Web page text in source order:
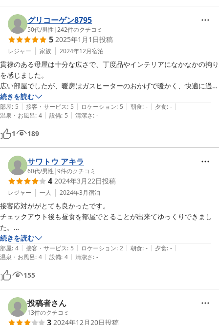
やコンビニ、食堂などもありました。温泉も680円と良心的で、畳敷の
気持ち良いお風呂でした。２月でしたが、桜や梅がちらほらみられたの
で、春にまた訪れたい場所でした。
グリコーゲン8795
50代/男性 |242件のクチコミ
5 2025年1月1日投稿
レジャー 家族 2024年12月宿泊
貫禄のある母屋は十分な広さで、丁度品やインテリアになかなかの拘り
を感じました。
広い部屋でしたが、暖房はガスヒーターのおかげで暖かく、快適に過ご
すことができました。
ドッグランも併設されていて、犬も十分楽しめました。
旅行の行程上滞在時間が満足に取れなかったのが残念で、また機会あれ
ば再訪したい宿です。
ありがとうございました。
続きを読む
部屋: 5 | 接客・サービス: 5 | ロケーション: 5 | 朝食: - | 夕食: - |
温泉・お風呂: 4 | 設備: 5 | 清潔さ: -
1 189
サワトウ アキラ
60代/男性 |9件のクチコミ
4 2024年3月22日投稿
レジャー 一人 2024年3月宿泊
接客応対ががとても良かったです。
チェックアウト後も昼食を部屋でとることが出来てゆっくりできまし
た。
千年巻きはとても懐かしい美味しい巻き寿司でした。今度はいりこ稲荷
ずしを頼んでみたいです。
有り難うございました。
続きを読む
部屋: 4 | 接客・サービス: 5 | ロケーション: 2 | 朝食: - | 夕食: - |
温泉・お風呂: 4 | 設備: 4 | 清潔さ: -
155
投稿者さん
13件のクチコミ
3 2024年12月20日投稿